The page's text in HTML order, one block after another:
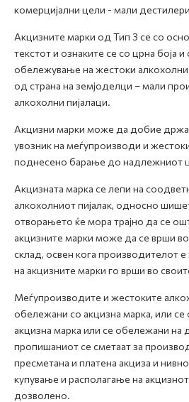
комерцијални цели - мали
Акцизните марки од Тип 3 се со
текстот и ознаките се со црна боја и
обележување на жестоки алкохолни
од страна на земјоделци – мали
алкохолни пијалаци.
Акцизни марки може да добие
увозник на меѓупроизводи и
поднесено барање до надлежниот
Акцизната марка се лепи на
алкохолниот пијалак, односно
отворањето ќе мора трајно да се
акцизните марки може да се врши
склад, освен кога производителот
на акцизните марки го врши во
Меѓупроизводите и жестоките
обележани со акцизна марка, или
акцизна марка или се обележани на
пропишаниот се сметаат за
пресметана и платена акциза и
купување и располагање на
дозволено.